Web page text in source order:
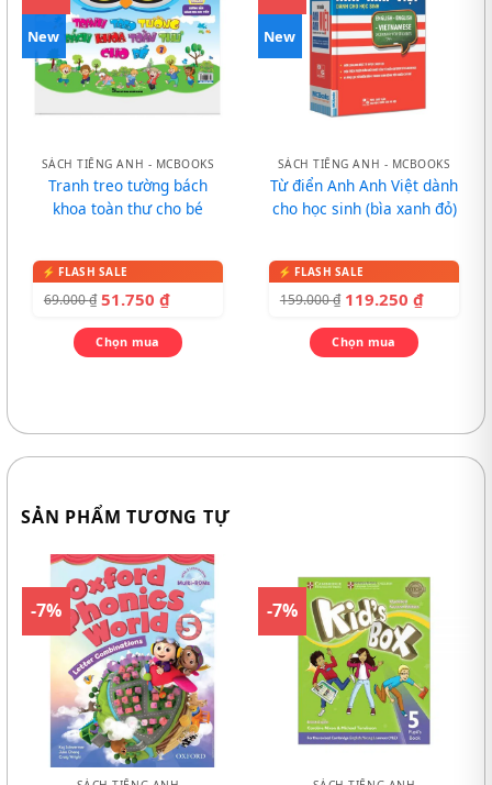
New
SÁCH TIẾNG ANH - MCBOOKS
Tranh treo tường bách
khoa toàn thư cho bé
69.000₫ 51.750 ₫
Chọn mua
New
SÁCH TIẾNG ANH - MCBOOKS
Từ điển Anh Anh Việt dành
cho học sinh (bìa xanh đỏ)
159.000₫ 119.250 ₫
Chọn mua
SẢN PHẨM TƯƠNG TỰ
-7% -7%